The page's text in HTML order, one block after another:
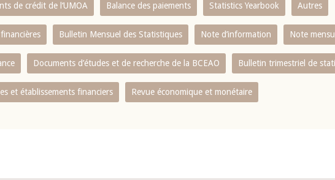
de crédit de l‘UMOA Balance des paiements Statistics Yearbook Autres
Bulletin Mensuel des Statistiques Note d’information Note
Documents d’études et de recherche de la BCEAO Bulletin trimestriel de
et établissements financiers Revue économique et monétaire